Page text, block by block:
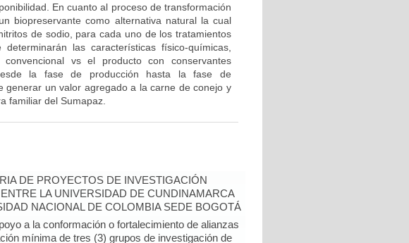
En cuanto al proceso de transformación
biopreservante como alternativa natural la cual
de sodio, para cada uno de los tratamientos
las características físico-químicas,
vs el producto con conservantes
la fase de producción hasta la fase de
generar un valor agregado a la carne de conejo y
familiar del Sumapaz.
DE PROYECTOS DE INVESTIGACIÓN
LA UNIVERSIDAD DE CUNDINAMARCA
NACIONAL DE COLOMBIA SEDE BOGOTÁ
a la conformación o fortalecimiento de alianzas
mínima de tres (3) grupos de investigación de